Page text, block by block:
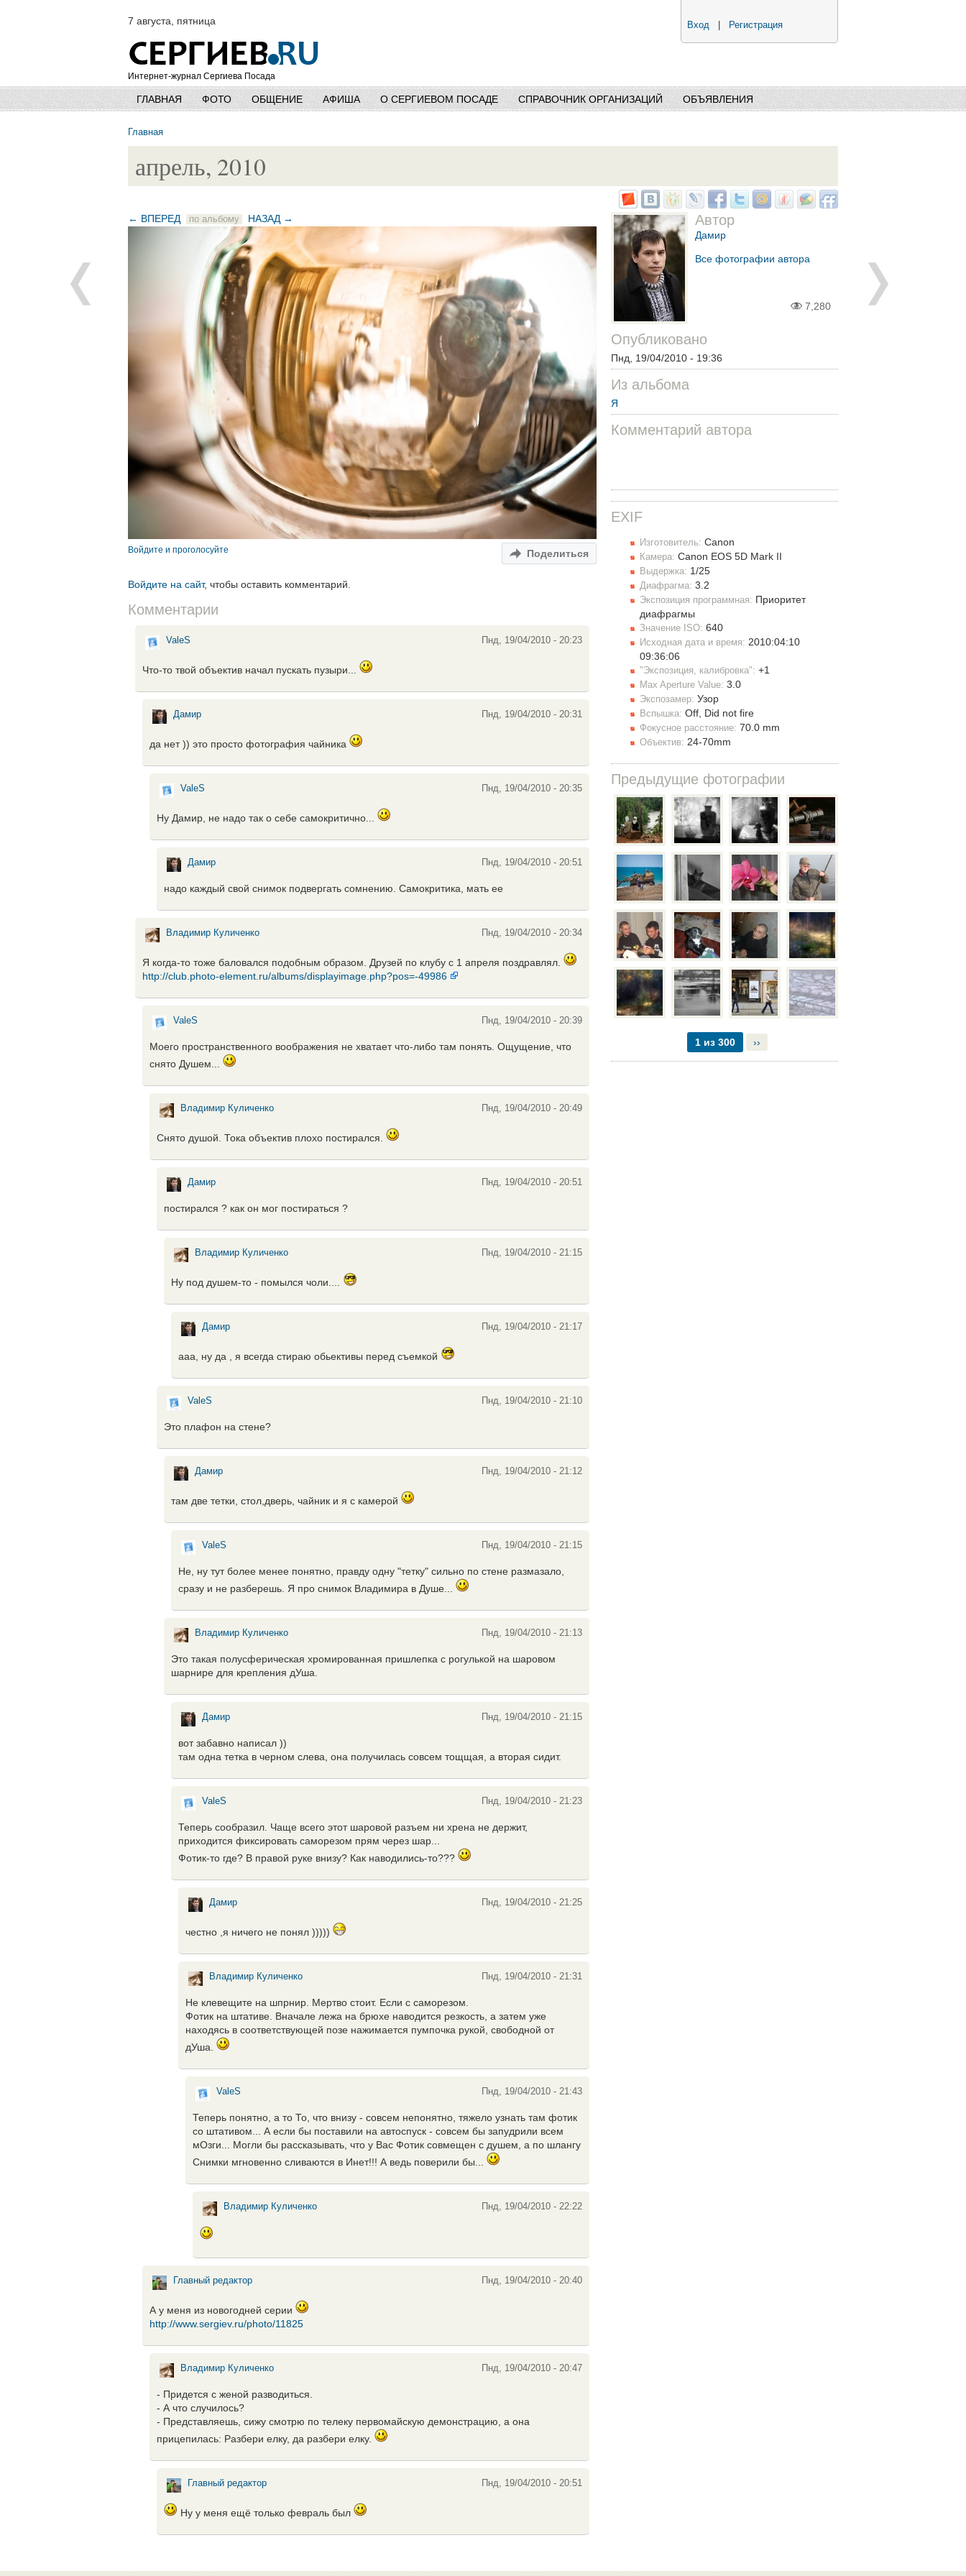
7 августа, пятница
Интернет-журнал Сергиева Посада
Вход Регистрация
ГЛАВНАЯ ФОТО ОБЩЕНИЕ АФИША О СЕРГИЕВОМ ПОСАДЕ СПРАВОЧНИК ОРГАНИЗАЦИЙ ОБЪЯВЛЕНИЯ
Главная
апрель, 2010
← ВПЕРЕД по альбому НАЗАД →
Поделиться
Войдите и проголосуйте
Войдите на сайт, чтобы оставить комментарий.
Комментарии
ValeS Пнд, 19/04/2010 - 20:23
Что-то твой объектив начал пускать пузыри...
Дамир Пнд, 19/04/2010 - 20:31
да нет )) это просто фотография чайника
ValeS Пнд, 19/04/2010 - 20:35
Ну Дамир, не надо так о себе самокритично...
Дамир Пнд, 19/04/2010 - 20:51
надо каждый свой снимок подвергать сомнению. Самокритика, мать ее
Владимир Куличенко Пнд, 19/04/2010 - 20:34
Я когда-то тоже баловался подобным образом. Друзей по клубу с 1 апреля поздравлял.
http://club.photo-element.ru/albums/displayimage.php?pos=-49986
ValeS Пнд, 19/04/2010 - 20:39
Моего пространственного воображения не хватает что-либо там понять. Ощущение, что
снято Душем...
Владимир Куличенко Пнд, 19/04/2010 - 20:49
Снято душой. Тока объектив плохо постирался.
Дамир Пнд, 19/04/2010 - 20:51
постирался ? как он мог постираться ?
Владимир Куличенко Пнд, 19/04/2010 - 21:15
Ну под душем-то - помылся чоли....
Дамир Пнд, 19/04/2010 - 21:17
ааа, ну да , я всегда стираю обьективы перед съемкой
ValeS Пнд, 19/04/2010 - 21:10
Это плафон на стене?
Дамир Пнд, 19/04/2010 - 21:12
там две тетки, стол,дверь, чайник и я с камерой
ValeS Пнд, 19/04/2010 - 21:15
Не, ну тут более менее понятно, правду одну "тетку" сильно по стене размазало,
сразу и не разберешь. Я про снимок Владимира в Душе...
Владимир Куличенко Пнд, 19/04/2010 - 21:13
Это такая полусферическая хромированная пришлепка с рогулькой на шаровом
шарнире для крепления дУша.
Дамир Пнд, 19/04/2010 - 21:15
вот забавно написал ))
там одна тетка в черном слева, она получилась совсем тощщая, а вторая сидит.
ValeS Пнд, 19/04/2010 - 21:23
Теперь сообразил. Чаще всего этот шаровой разъем ни хрена не держит,
приходится фиксировать саморезом прям через шар...
Фотик-то где? В правой руке внизу? Как наводились-то???
Дамир Пнд, 19/04/2010 - 21:25
честно ,я ничего не понял )))))
Владимир Куличенко Пнд, 19/04/2010 - 21:31
Не клевещите на шпрнир. Мертво стоит. Если с саморезом.
Фотик на штативе. Вначале лежа на брюхе наводится резкость, а затем уже
находясь в соответствующей позе нажимается пумпочка рукой, свободной от
дУша.
ValeS Пнд, 19/04/2010 - 21:43
Теперь понятно, а то То, что внизу - совсем непонятно, тяжело узнать там фотик
со штативом... А если бы поставили на автоспуск - совсем бы запудрили всем
мОзги... Могли бы рассказывать, что у Вас Фотик совмещен с душем, а по шлангу
Снимки мгновенно сливаются в Инет!!! А ведь поверили бы...
Владимир Куличенко Пнд, 19/04/2010 - 22:22
Главный редактор Пнд, 19/04/2010 - 20:40
А у меня из новогодней серии
http://www.sergiev.ru/photo/11825
Владимир Куличенко Пнд, 19/04/2010 - 20:47
- Придется с женой разводиться.
- А что случилось?
- Представляешь, сижу смотрю по телеку первомайскую демонстрацию, а она
прицепилась: Разбери елку, да разбери елку.
Главный редактор Пнд, 19/04/2010 - 20:51
Ну у меня ещё только февраль был
Автор
Дамир
Все фотографии автора
7,280
Опубликовано
Пнд, 19/04/2010 - 19:36
Из альбома
Я
Комментарий автора
EXIF
Изготовитель: Canon
Камера: Canon EOS 5D Mark II
Выдержка: 1/25
Диафрагма: 3.2
Экспозиция программная: Приоритет
диафрагмы
Значение ISO: 640
Исходная дата и время: 2010:04:10
09:36:06
"Экспозиция, калибровка": +1
Max Aperture Value: 3.0
Экспозамер: Узор
Вспышка: Off, Did not fire
Фокусное расстояние: 70.0 mm
Объектив: 24-70mm
Предыдущие фотографии
1 из 300 ››